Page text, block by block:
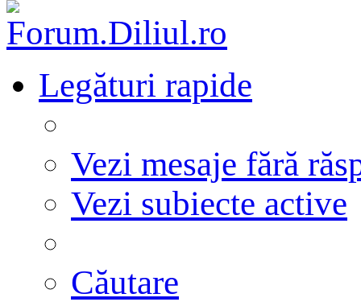
Legături rapide
Vezi mesaje fără
Vezi subiecte active
Căutare